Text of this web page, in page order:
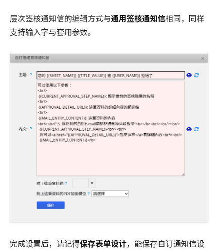
层次签核通知信的编辑方式与通用签核通知信相同，同样
支持输入字与套用参数。
完成设置后，请记得保存表单设计，能保存自订通知信设